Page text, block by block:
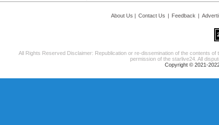
About Us | Contact Us | Feedback |
All Rights Reserved Disclaimer: Republication or re-dissemination of the contents
permission of the starlive24. All
Copyright © 2021-